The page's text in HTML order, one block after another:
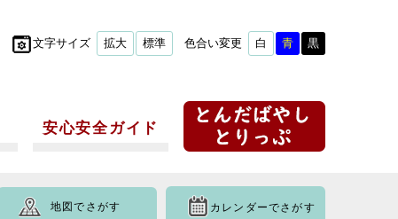
文字サイズ 拡大 標準 色合い変更 白 青 黒
安心安全ガイド
地図でさがす カレンダーでさがす